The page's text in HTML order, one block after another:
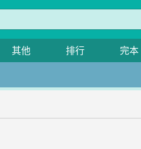
其他 排行 完本